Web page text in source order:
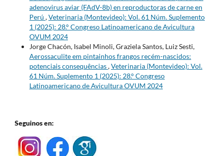
adenovirus aviar (FAdV-8b) en reproductoras de carne en
Perú ,Veterinaria (Montevideo): Vol. 61 Núm. Suplemento
1 (2025): 28.° Congreso Latinoamericano de Avicultura
OVUM 2024
Jorge Chacón, Isabel Minoli, Graziela Santos, Luiz Sesti,
Aerossaculite em pintainhos frangos recém-nascidos:
potenciais consequências,Veterinaria (Montevideo): Vol.
61 Núm. Suplemento 1 (2025): 28.° Congreso
Latinoamericano de Avicultura OVUM 2024
Seguinos en: